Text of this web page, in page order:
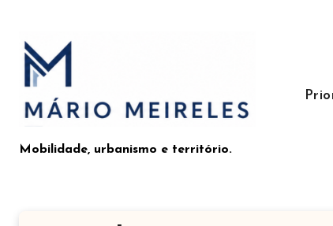
conteúdo
Mobilidade, urbanismo e território.